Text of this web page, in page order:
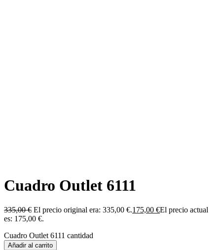
Cuadro Outlet 6111
335,00€ El precio original era: 335,00 €.175,00 €El precio actual
es: 175,00 €.
Cuadro Outlet 6111 cantidad
Añadir al carrito